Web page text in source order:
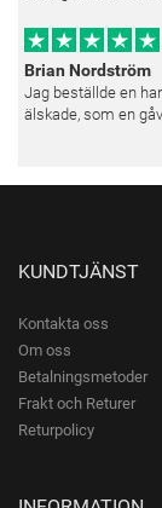
Brian Nordström
Jag beställde en
älskade, som en
KUNDTJÄNST
Kontakta oss
Om oss
Betalningsmetoder
Frakt och Returer
Returpolicy